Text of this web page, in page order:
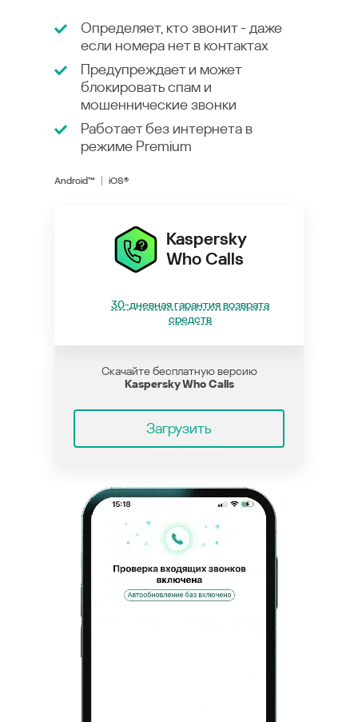
Определяет, кто звонит - даже
если номера нет в контактах
Предупреждает и может
блокировать спам и
мошеннические звонки
Работает без интернета в
режиме Premium
Android™ iOS®
Kaspersky
Who Calls
30-дневная гарантия возврата
средств
Скачайте бесплатную версию
Kaspersky Who Calls
Загрузить